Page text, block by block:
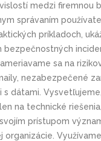
medzi firemnou
správaním
príkladoch,
bezpečnostných
sa na
nezabezpečené
s dátami.
na technické
prístupom